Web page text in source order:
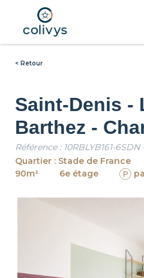
< Retour
Saint-Denis -
Barthez -
Référence : 10RBLYB161-
Quartier : Stade de France
90m²
6e étage